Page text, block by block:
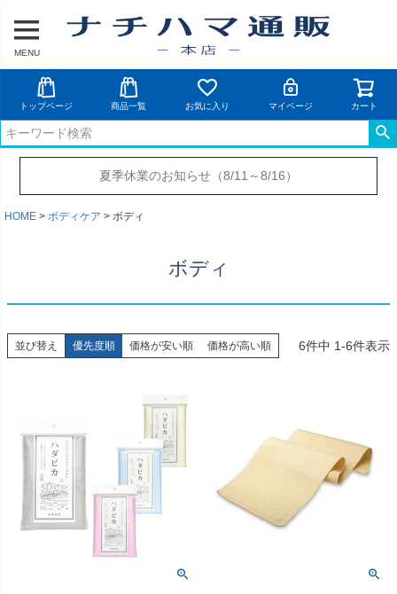
MENU
トップページ 商品一覧 お気に入り マイページ カート
夏季休業のお知らせ（8/11～8/16）
HOME ボディケア ボディ
ボディ
並び替え 優先度順 価格が安い順 価格が高い順 6件中 1-6件表示